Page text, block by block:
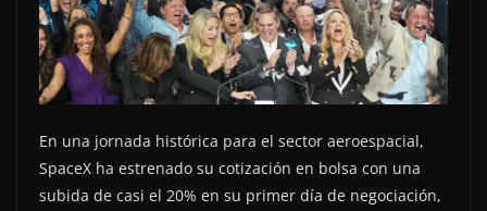
En una jornada histórica para el sector aeroespacial,
SpaceX ha estrenado su cotización en bolsa con una
subida de casi el 20% en su primer día de negociación,